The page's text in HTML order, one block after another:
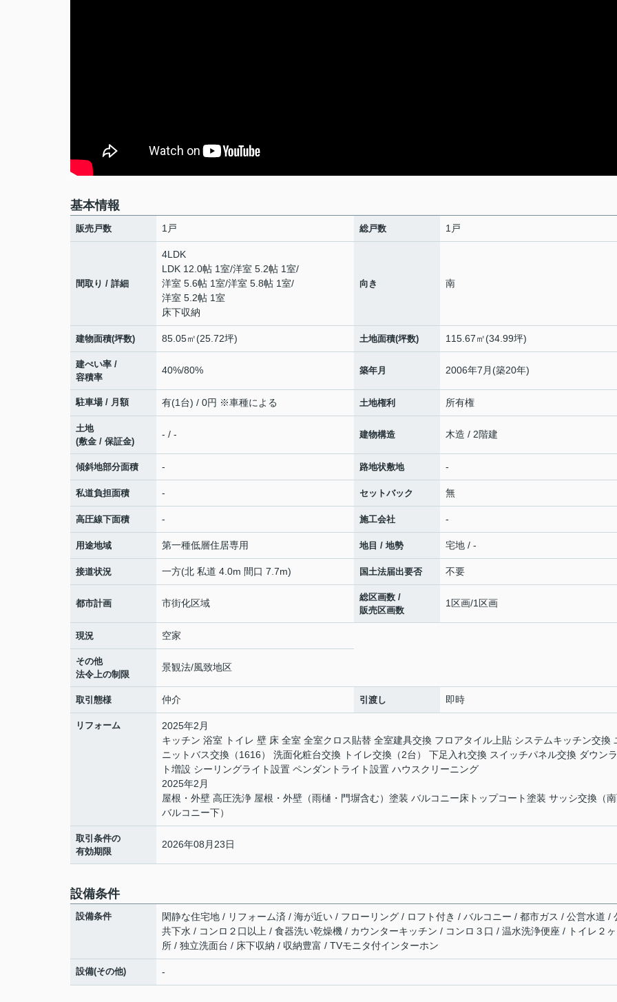
基本情報
販売戸数 1戸 総戸数 1戸
間取り / 詳細
4LDK
LDK 12.0帖 1室/洋室 5.2帖 1室/
洋室 5.6帖 1室/洋室 5.8帖 1室/
洋室 5.2帖 1室
床下収納
向き 南
建物面積(坪数) 85.05㎡(25.72坪) 土地面積(坪数) 115.67㎡(34.99坪)
建ぺい率 /
容積率
40%/80% 築年月 2006年7月(築20年)
駐車場 / 月額 有(1台) / 0円 ※車種による 土地権利 所有権
土地
(敷金 / 保証金)
- / - 建物構造 木造 / 2階建
傾斜地部分面積 - 路地状敷地 -
私道負担面積 - セットバック 無
高圧線下面積 - 施工会社 -
用途地域 第一種低層住居専用 地目 / 地勢 宅地 / -
接道状況 一方(北 私道 4.0m 間口 7.7m) 国土法届出要否 不要
都市計画 市街化区域
総区画数 /
販売区画数
1区画/1区画
現況 空家
その他
法令上の制限
景観法/風致地区
取引態様 仲介 引渡し 即時
リフォーム
2025年2月
キッチン 浴室 トイレ 壁 床 全室 全室クロス貼替 全室建具交換 フロアタイル上貼 システムキッチン交換
ニットバス交換（1616） 洗面化粧台交換 トイレ交換（2台） 下足入れ交換 スイッチパネル交換 ダウン
ト増設 シーリングライト設置 ペンダントライト設置 ハウスクリーニング
2025年2月
屋根・外壁 高圧洗浄 屋根・外壁（雨樋・門塀含む）塗装 バルコニー床トップコート塗装 サッシ交換（
バルコニー下）
取引条件の
有効期限
2026年08月23日
設備条件
設備条件
閑静な住宅地 / リフォーム済 / 海が近い / フローリング / ロフト付き / バルコニー / 都市ガス / 公営水道 /
共下水 / コンロ２口以上 / 食器洗い乾燥機 / カウンターキッチン / コンロ３口 / 温水洗浄便座 / トイレ２ヶ
所 / 独立洗面台 / 床下収納 / 収納豊富 / TVモニタ付インターホン
設備(その他) -